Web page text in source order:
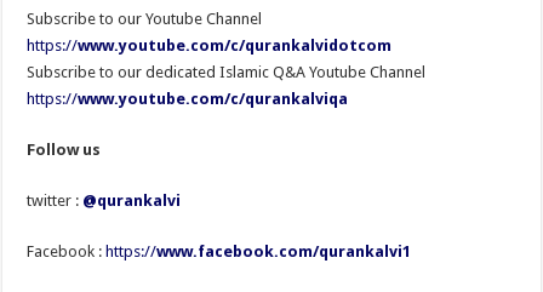
Subscribe to our Youtube Channel
https://www.youtube.com/c/qurankalvidotcom
Subscribe to our dedicated Islamic Q&A Youtube Channel
https://www.youtube.com/c/qurankalviqa
Follow us
twitter : @qurankalvi
Facebook : https://www.facebook.com/qurankalvi1